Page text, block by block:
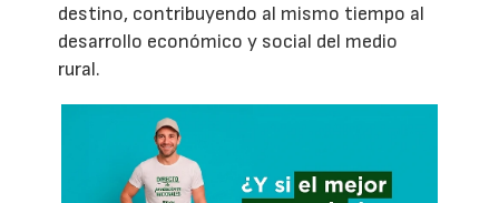
destino, contribuyendo al mismo tiempo al
desarrollo económico y social del medio
rural.